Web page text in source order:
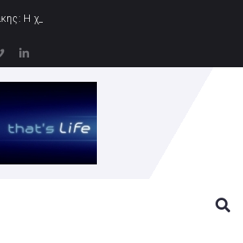
Η χώρα δεν μπορεί να είναι άλ